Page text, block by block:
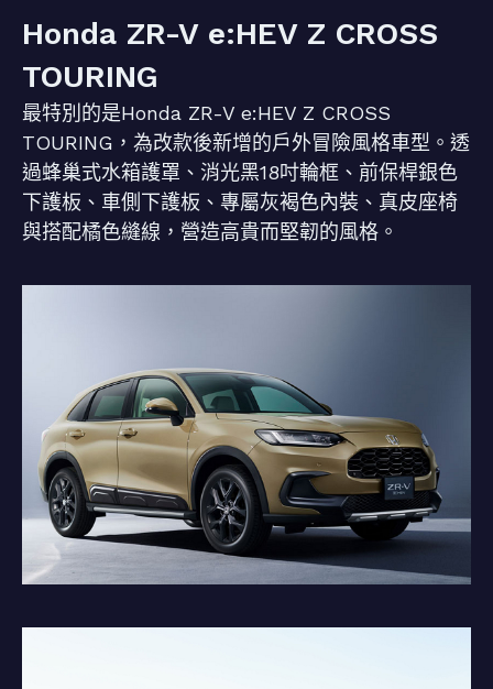
Honda ZR-V e:HEV Z CROSS
TOURING
最特別的是Honda ZR-V e:HEV Z CROSS
TOURING，為改款後新增的戶外冒險風格車型。透
過蜂巢式水箱護罩、消光黑18吋輪框、前保桿銀色
下護板、車側下護板、專屬灰褐色內裝、真皮座椅
與搭配橘色縫線，營造高貴而堅韌的風格。